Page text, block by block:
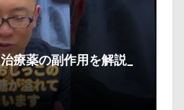
療薬の副作用を解説_